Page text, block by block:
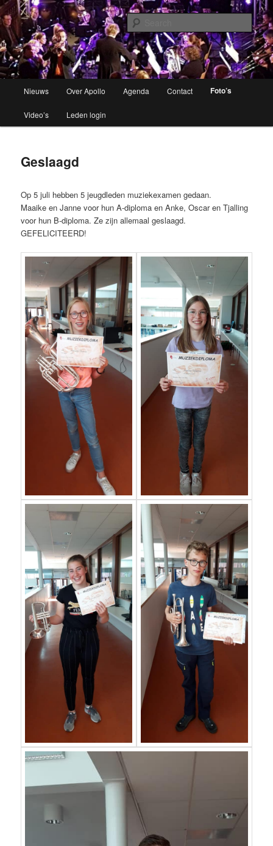
Apollo Grou
Brassband
Skip
to
content
Nieuws Over Apollo Agenda Contact Foto’s
Video’s Leden login
Geslaagd
Op 5 juli hebben 5 jeugdleden muziekexamen gedaan.
Maaike en Janne voor hun A-diploma en Anke, Oscar en Tjalling
voor hun B-diploma. Ze zijn allemaal geslaagd.
GEFELICITEERD!